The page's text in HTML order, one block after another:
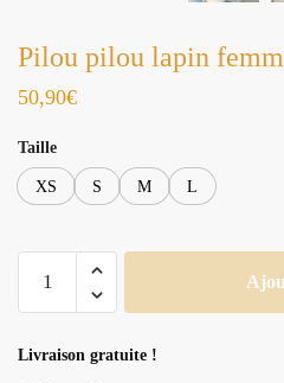
Pilou pilou lapin
50,90€
Taille
XS S M L
pilou
Livraison gratuite !